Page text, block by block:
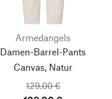
Armedangels
Damen-Barrel-Pants
Canvas, Natur
129,00 €